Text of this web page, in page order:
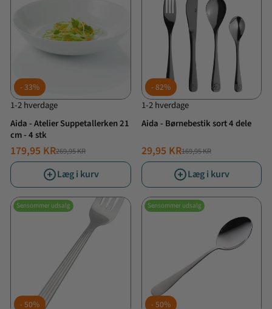
33%
1-2 hverdage
Aida - Atelier Suppetallerken 21
cm - 4 stk
NORMALPRIS269,95 KR
TILBUDSPRIS
179,95 KR
Læg i kurv
82%
1-2 hverdage
Aida - Børnebestik sort 4 dele
NORMALPRIS
169,95 KR
TILBUDSPRIS
29,95 KR
Læg i kurv
Sensommer udsalg
50%
Sensommer udsalg
50%